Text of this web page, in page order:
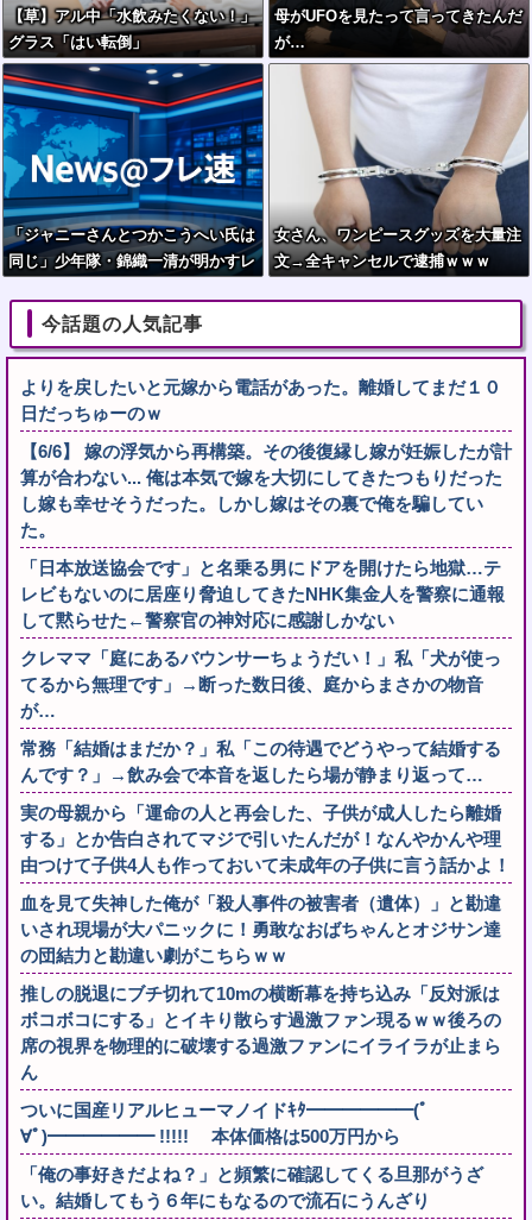
【草】アル中「水飲みたくない！」
グラス「はい転倒」
母がUFOを見たって言ってきたんだ
が…
「ジャニーさんとつかこうへい氏は
同じ」少年隊・錦織一清が明かすレ
女さん、ワンピースグッズを大量注
文→全キャンセルで逮捕ｗｗｗ
今話題の人気記事
よりを戻したいと元嫁から電話があった。離婚してまだ１０
日だっちゅーのｗ
【6/6】 嫁の浮気から再構築。その後復縁し嫁が妊娠したが計
算が合わない... 俺は本気で嫁を大切にしてきたつもりだった
し嫁も幸せそうだった。しかし嫁はその裏で俺を騙してい
た。
「日本放送協会です」と名乗る男にドアを開けたら地獄…テ
レビもないのに居座り脅迫してきたNHK集金人を警察に通報
して黙らせた←警察官の神対応に感謝しかない
クレママ「庭にあるバウンサーちょうだい！」私「犬が使っ
てるから無理です」→断った数日後、庭からまさかの物音
が…
常務「結婚はまだか？」私「この待遇でどうやって結婚する
んです？」→飲み会で本音を返したら場が静まり返って…
実の母親から「運命の人と再会した、子供が成人したら離婚
する」とか告白されてマジで引いたんだが！なんやかんや理
由つけて子供4人も作っておいて未成年の子供に言う話かよ！
血を見て失神した俺が「殺人事件の被害者（遺体）」と勘違
いされ現場が大パニックに！勇敢なおばちゃんとオジサン達
の団結力と勘違い劇がこちらｗｗ
推しの脱退にブチ切れて10mの横断幕を持ち込み「反対派は
ボコボコにする」とイキり散らす過激ファン現るｗｗ後ろの
席の視界を物理的に破壊する過激ファンにイライラが止まら
ん
ついに国産リアルヒューマノイドｷﾀ━━━━━━(ﾟ
∀ﾟ)━━━━━━ !!!!! 本体価格は500万円から
「俺の事好きだよね？」と頻繁に確認してくる旦那がうざ
い。結婚してもう６年にもなるので流石にうんざり